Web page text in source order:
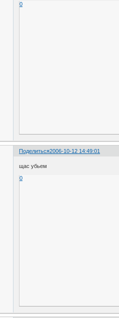
0
Поделиться2006-10-12 14:49:01
щас убьем
0